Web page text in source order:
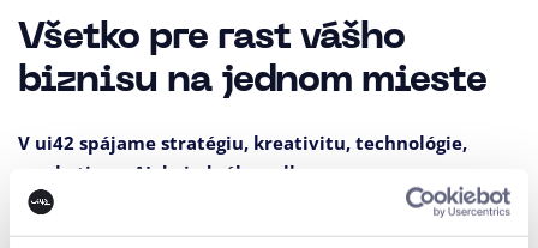
Všetko pre rast vášho
biznisu na jednom mieste
V ui42 spájame stratégiu, kreativitu, technológie,
marketing a AI do jedného celku.
Budujeme značky a vizuálne identity, tvoríme weby a e-
shopy, navrhujeme UX a CRO,tvoríme kreatívny obsah a